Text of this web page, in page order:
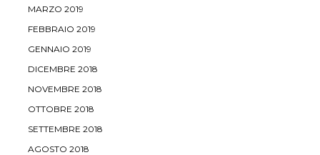
MARZO 2019
FEBBRAIO 2019
GENNAIO 2019
DICEMBRE 2018
NOVEMBRE 2018
OTTOBRE 2018
SETTEMBRE 2018
AGOSTO 2018